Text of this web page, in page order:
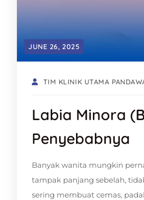
JUNE 26, 2025
TIM KLINIK UTAMA
Labia Minora
Penyebabnya
Banyak wanita mungkin
tampak panjang sebelah,
sering membuat cemas,